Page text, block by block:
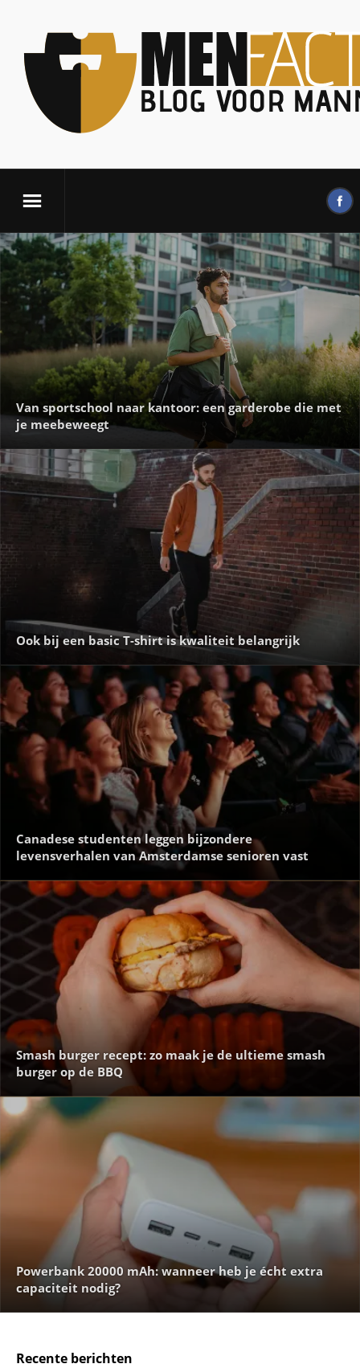
Van sportschool naar kantoor: een garderobe die met
je meebeweegt
Ook bij een basic T-shirt is kwaliteit belangrijk
Canadese studenten leggen bijzondere
levensverhalen van Amsterdamse senioren vast
Smash burger recept: zo maak je de ultieme smash
burger op de BBQ
Powerbank 20000 mAh: wanneer heb je écht extra
capaciteit nodig?
Recente berichten